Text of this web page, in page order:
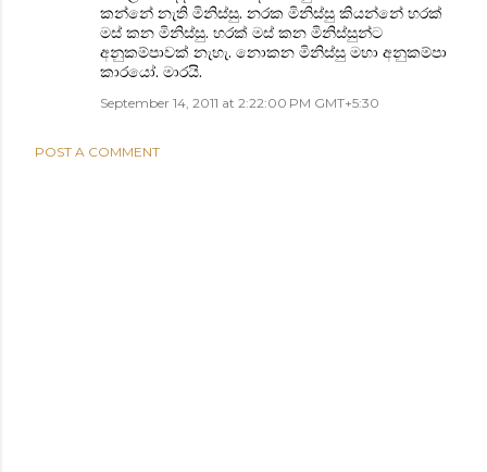
කන්නේ නැති මිනිස්සු. නරක මිනිස්සු කියන්නේ හරක්
මස් කන මිනිස්සු. හරක් මස් කන මිනිස්සුන්ට
අනුකම්පාවක් නැහැ. නොකන මිනිස්සු මහා අනුකම්පා
කාරයෝ. මාරයි.
September 14, 2011 at 2:22:00 PM GMT+5:30
POST A COMMENT